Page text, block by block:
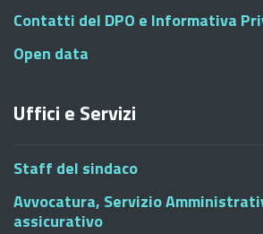
Contatti del DPO e Informativa
Open data
Uffici e Servizi
Staff del sindaco
Avvocatura, Servizio
assicurativo